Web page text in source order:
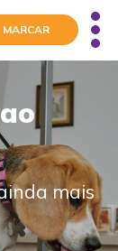
MARCAR
mais